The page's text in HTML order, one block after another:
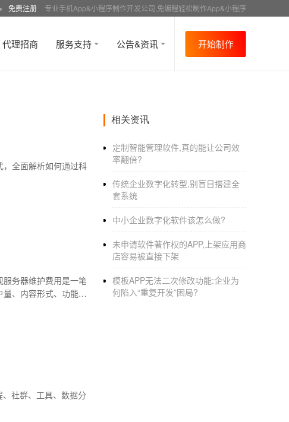
免费注册 专业手机App&小程序制作开发公司,免编程轻松制作App&小程序
代理招商 服务支持 公告&资讯 开始制作
全面解析如何通过科
务器维护费用是一笔
、内容形式、功能复
社群、工具、数据分
相关资讯
定制智能管理软件,真的能让公司效
率翻倍?
传统企业数字化转型,别盲目搭建全
套系统
中小企业数字化软件该怎么做?
未申请软件著作权的APP,上架应用商
店容易被直接下架
模板APP无法二次修改功能:企业为
何陷入“重复开发”困局?